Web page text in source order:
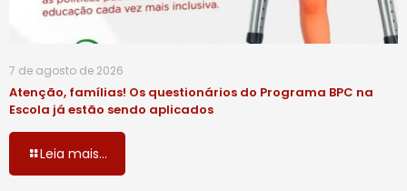
7 de agosto de 2026
Atenção, famílias! Os questionários do Programa BPC na
Escola já estão sendo aplicados
Leia mais...